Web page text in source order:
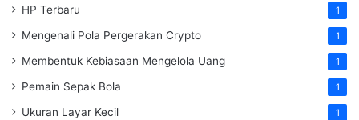
HP Terbaru 1
Mengenali Pola Pergerakan Crypto 1
Membentuk Kebiasaan Mengelola Uang 1
Pemain Sepak Bola 1
Ukuran Layar Kecil 1